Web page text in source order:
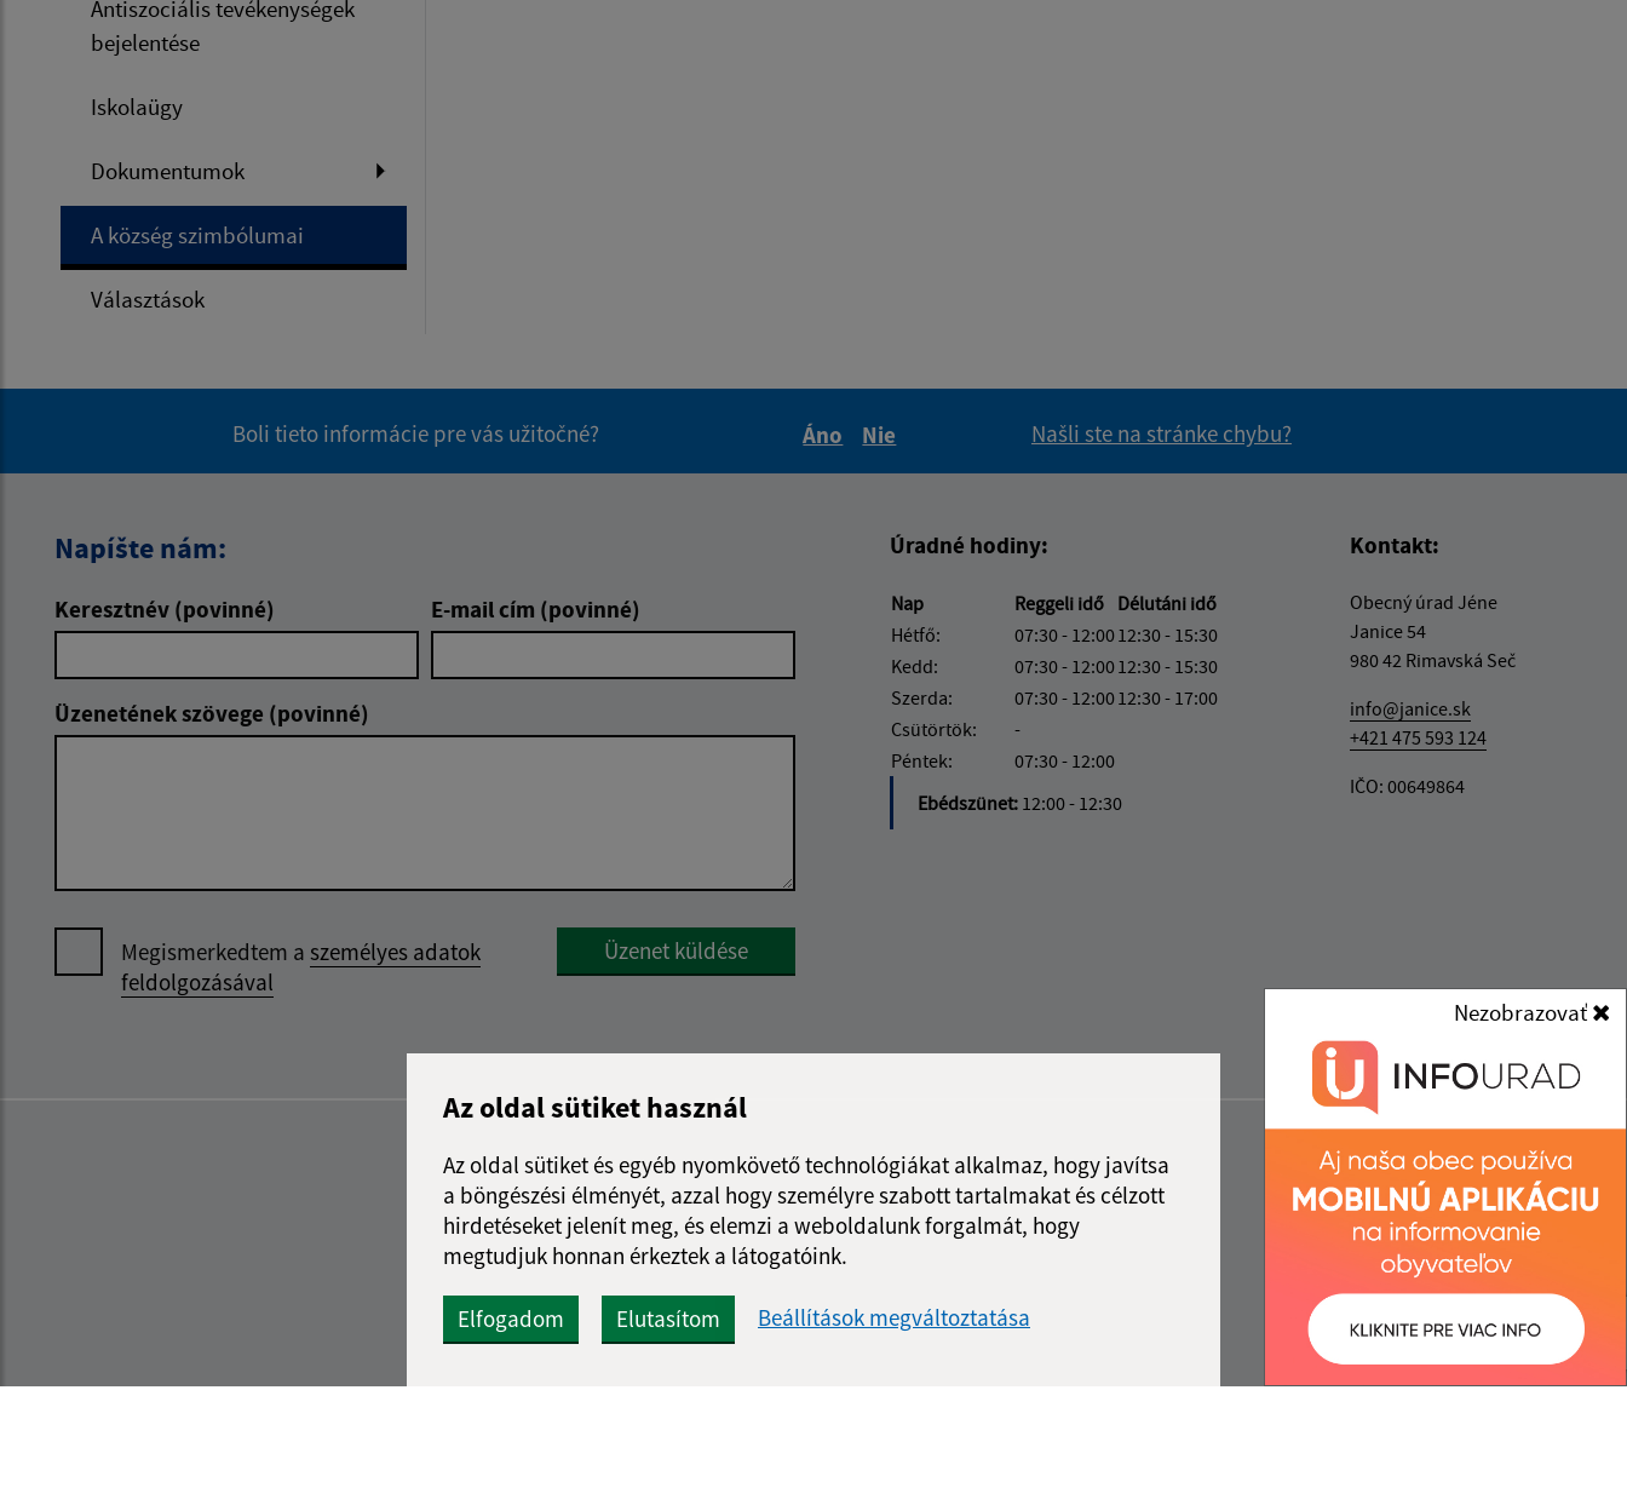
Az oldal sütiket használ
Az oldal sütiket és egyéb nyomkövető technológiákat alkalmaz, hogy javítsa
a böngészési élményét, azzal hogy személyre szabott tartalmakat és célzott
hirdetéseket jelenít meg, és elemzi a weboldalunk forgalmát, hogy
megtudjuk honnan érkeztek a látogatóink.
Elfogadom Elutasítom Beállítások megváltoztatása
Nezobrazovať
Antiszociális tevékenységek
bejelentése
Iskolaügy
Dokumentumok
A község szimbólumai
Választások
Boli tieto informácie pre vás užitočné?
Áno
Nie
Našli ste na stránke chybu?
Napíšte nám:
Keresztnév (povinné) E-mail cím (povinné)
Üzenetének szövege (povinné)
Megismerkedtem a személyes adatok
feldolgozásával
Google reCaptcha Response
Üzenet küldése
Úradné hodiny:
Nap Reggeli idő Délutáni idő
Hétfő:
07:30 - 12:0012:30 - 15:30
Kedd:
07:30 - 12:0012:30 - 15:30
Szerda:
07:30 - 12:0012:30 - 17:00
Csütörtök:
-
Péntek:
07:30 - 12:00
Ebédszünet: 12:00 - 12:30
Kontakt:
Obecný úrad Jéne
Janice 54
980 42 Rimavská Seč
info@janice.sk
+421 475 593 124
IČO: 00649864